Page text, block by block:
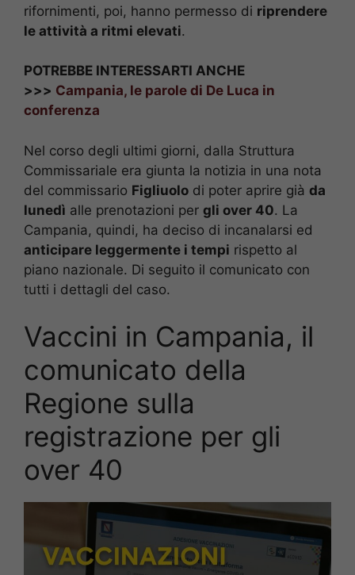
rifornimenti, poi, hanno permesso di riprendere
le attività a ritmi elevati.
POTREBBE INTERESSARTI ANCHE
>>> Campania, le parole di De Luca in
conferenza
Nel corso degli ultimi giorni, dalla Struttura
Commissariale era giunta la notizia in una nota
del commissario Figliuolo di poter aprire già da
lunedì alle prenotazioni per gli over 40. La
Campania, quindi, ha deciso di incanalarsi ed
anticipare leggermente i tempi rispetto al
piano nazionale. Di seguito il comunicato con
tutti i dettagli del caso.
Vaccini in Campania, il
comunicato della
Regione sulla
registrazione per gli
over 40